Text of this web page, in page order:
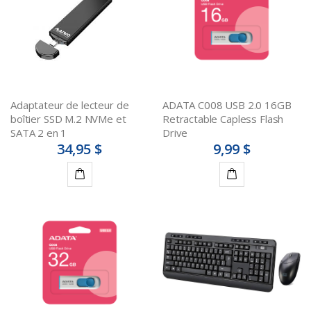
Adaptateur de lecteur de
boîtier SSD M.2 NVMe et
SATA 2 en 1
34,95 $
au
panier
ADATA C008 USB 2.0 16GB
Retractable Capless Flash
Drive
9,99 $
panier